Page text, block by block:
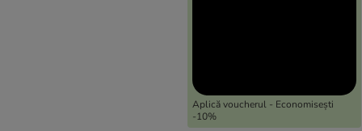
Aplică voucherul - Economisești
-10%